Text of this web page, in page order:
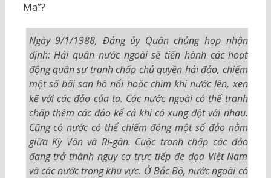
Ma”?
Ngày 9/1/1988, Đảng ủy Quân chủng họp nhận
định: Hải quân nước ngoài sẽ tiến hành các hoạt
động quân sự tranh chấp chủ quyền hải đảo, chiếm
một số bãi san hô nổi hoặc chìm khi nước lên, xen
kẽ với các đảo của ta. Các nước ngoài có thể tranh
chấp thêm các đảo kể cả khi có xung đột với nhau.
Cũng có nước có thể chiếm đóng một số đảo nằm
giữa Kỳ Vân và Ri-gân. Cuộc tranh chấp các đảo
đang trở thành nguy cơ trực tiếp đe dọa Việt Nam
và các nước trong khu vực. Ở Bắc Bộ, nước ngoài có